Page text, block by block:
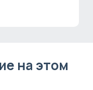
на этом